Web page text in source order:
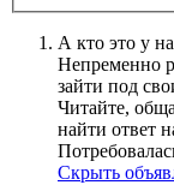
А кто это у
Непременно
зайти под
Читайте,
найти ответ
Скрыть